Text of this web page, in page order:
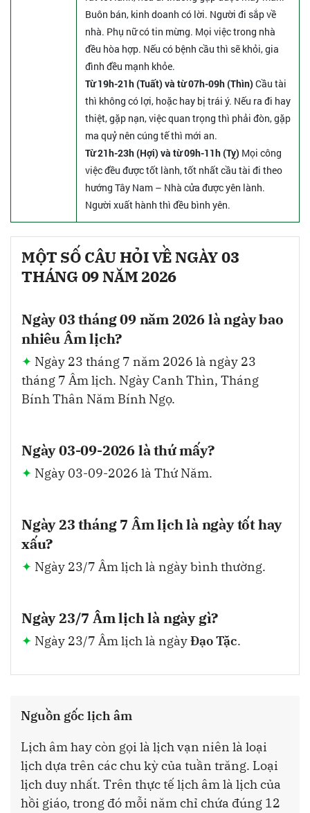
Buôn bán, kinh doanh có lời. Người đi sắp về
nhà. Phụ nữ có tin mừng. Mọi việc trong nhà
đều hòa hợp. Nếu có bệnh cầu thì sẽ khỏi, gia
đình đều mạnh khỏe.
Từ 19h-21h (Tuất) và từ 07h-09h (Thìn) Cầu tài
thì không có lợi, hoặc hay bị trái ý. Nếu ra đi hay
thiệt, gặp nạn, việc quan trọng thì phải đòn, gặp
ma quỷ nên cúng tế thì mới an.
Từ 21h-23h (Hợi) và từ 09h-11h (Tỵ) Mọi công
việc đều được tốt lành, tốt nhất cầu tài đi theo
hướng Tây Nam – Nhà cửa được yên lành.
Người xuất hành thì đều bình yên.
MỘT SỐ CÂU HỎI VỀ NGÀY 03
THÁNG 09 NĂM 2026
Ngày 03 tháng 09 năm 2026 là ngày bao
nhiêu Âm lịch?
Ngày 23 tháng 7 năm 2026 là ngày 23
tháng 7 Âm lịch. Ngày Canh Thìn, Tháng
Bính Thân Năm Bính Ngọ.
Ngày 03-09-2026 là thứ mấy?
Ngày 03-09-2026 là Thứ Năm.
Ngày 23 tháng 7 Âm lịch là ngày tốt hay
xấu?
Ngày 23/7 Âm lịch là ngày bình thường.
Ngày 23/7 Âm lịch là ngày gì?
Ngày 23/7 Âm lịch là ngàyĐạo Tặc.
Nguồn gốc lịch âm
Lịch âm hay còn gọi là lịch vạn niên là loại
lịch dựa trên các chu kỳ của tuần trăng. Loại
lịch duy nhất. Trên thực tế lịch âm là lịch của
hồi giáo, trong đó mỗi năm chỉ chứa đúng 12